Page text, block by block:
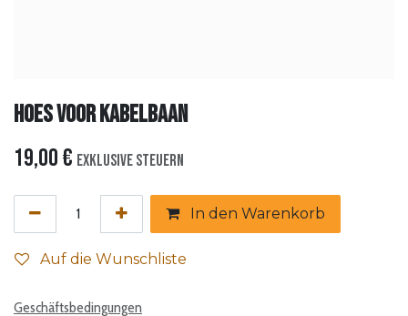
Hoes voor kabelbaan
19,00€ Exklusive Steuern
In den Warenkorb
Auf die Wunschliste
Geschäftsbedingungen